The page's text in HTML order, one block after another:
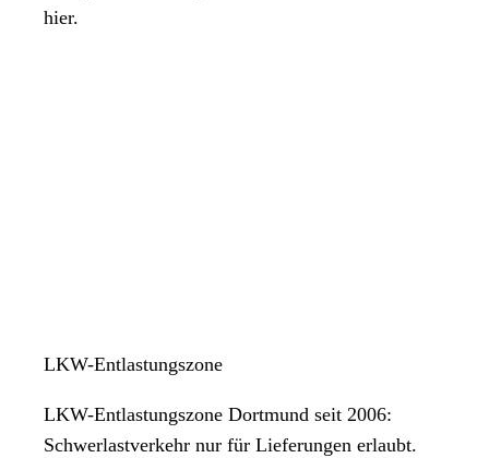
hier.
LKW-Entlastungszone
LKW-Entlastungszone Dortmund seit 2006:
Schwerlastverkehr nur für Lieferungen erlaubt.